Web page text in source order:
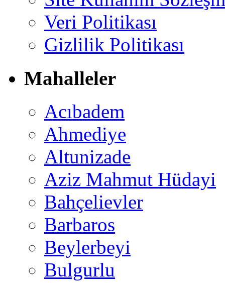
Veri Politikası
Gizlilik Politikası
Mahalleler
Acıbadem
Ahmediye
Altunizade
Aziz Mahmut Hüdayi
Bahçelievler
Barbaros
Beylerbeyi
Bulgurlu